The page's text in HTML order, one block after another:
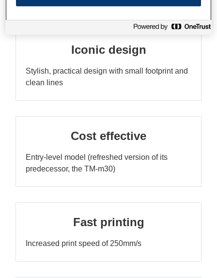
Функції
Iconic design
Stylish, practical design with small footprint and
clean lines
Cost effective
Entry-level model (refreshed version of its
predecessor, the TM-m30)
Fast printing
Increased print speed of 250mm/s